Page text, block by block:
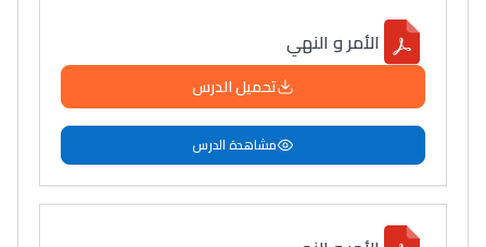
الأمر و النهي
تحميل الدرس
مشاهدة الدرس